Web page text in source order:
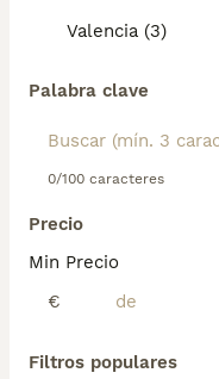
Valencia (3)
Palabra clave
0/100 caracteres
Precio
Min Precio
€
Filtros populares